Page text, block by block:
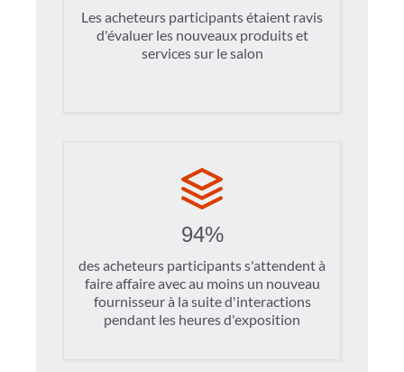
Les acheteurs participants étaient ravis
d'évaluer les nouveaux produits et
services sur le salon
94%
des acheteurs participants s'attendent à
faire affaire avec au moins un nouveau
fournisseur à la suite d'interactions
pendant les heures d'exposition